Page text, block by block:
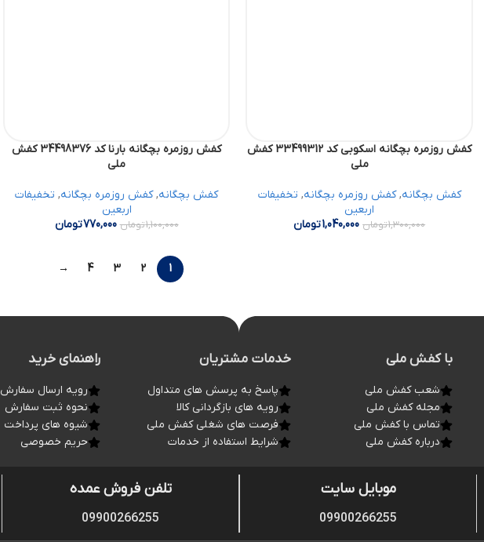
کفش روزمره بچگانه اسکوبی کد 33499312 کفش
ملی
کفش بچگانه,کفش روزمره بچگانه, تخفیفات
اربعین
1,300,000تومان 1,040,000تومان
کفش روزمره بچگانه بارنا کد 34498376 کفش
ملی
کفش بچگانه,کفش روزمره بچگانه, تخفیفات
اربعین
1,100,000تومان 770,000تومان
1
2
3
4
→
با کفش ملی
شعب کفش ملی
مجله کفش ملی
تماس با کفش ملی
درباره کفش ملی
خدمات مشتریان
پاسخ به پرسش های متداول
رویه های بازگردانی کالا
فرصت های شغلی کفش ملی
شرایط استفاده از خدمات
راهنمای خرید
رویه ارسال سفارش
نحوه ثبت سفارش
شیوه های پرداخت
حریم خصوصی
موبایل سایت
09900266255
تلفن فروش عمده
09900266255